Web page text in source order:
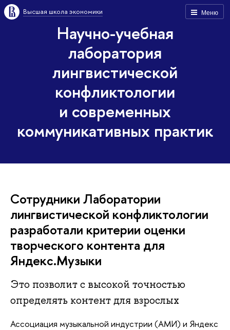
Меню
Высшая школа экономики
Научно-учебная
лаборатория
лингвистической
конфликтологии
и современных
коммуникативных практик
Сотрудники Лаборатории
лингвистической конфликтологии
разработали критерии оценки
творческого контента для
Яндекс.Музыки
Это позволит с высокой точностью
определять контент для взрослых
Ассоциация музыкальной индустрии (АМИ) и Яндекс